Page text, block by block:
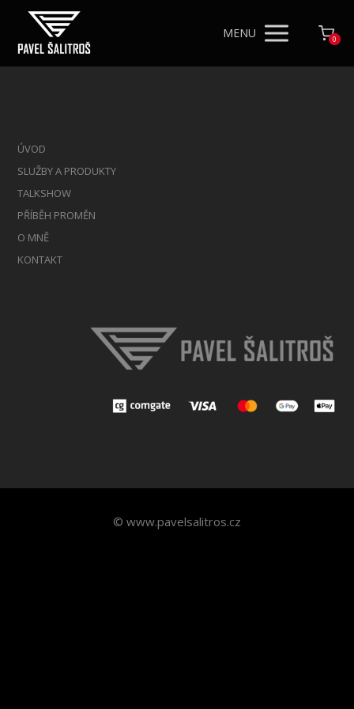
MENU 0
ÚVOD
SLUŽBY A PRODUKTY
TALKSHOW
PŘÍBĚH PROMĚN
O MNĚ
KONTAKT
© www.pavelsalitros.cz